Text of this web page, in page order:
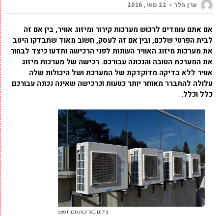
ערן הלר 22 מאי, 2016
אם אתם עומדים לרכוש מערכות קירור ומיזוג אוויר, בין אם זה
לבית הפרטי שלכם, ובין אם זה לעסק, חשוב מאוד שתבדקו היטב
את מערכות מיזוג האוויר השונות לפני הרכישה ותדעו כיצד לבחור
את המערכת הטובה והנכונה עבורכם. רכישה של מערכות מיזוג
אוויר ללא בדיקה מדוקדקת של המערכת ושל היכולות שלה
עלולה להתברר מאוחר יותר כטעות וכרכישה שאינה נכונה עבורכם
כלל וכלל.
צילום באדיבות חברת seo